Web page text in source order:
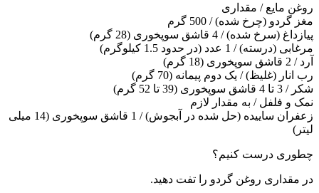
روغن مایع / مقداری
مغز گردو (چرخ شده) / 500 گرم
پیازداغ (سرخ شده) / 4 قاشق سوپخوری (28 گرم)
مرغابی (درسته) / 1 عدد (در حدود 1.5 کیلوگرم)
آرد / 2 قاشق سوپخوری (18 گرم)
رب انار (غلیظ) / یک دوم پیمانه (70 گرم)
شکر / 3 تا 4 قاشق سوپخوری (39 تا 52 گرم)
نمک و فلفل / به مقدار لازم
زعفران ساییده (حل شده در آبجوش) / 1 قاشق سوپخوری (14 میلی
لیتر)
چطوری درست کنیم؟
در مقداری روغن گردو را تفت دهید.